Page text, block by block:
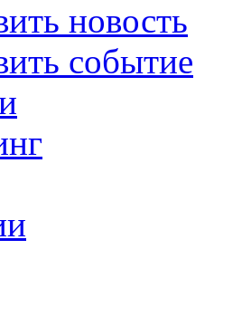
новость
событие